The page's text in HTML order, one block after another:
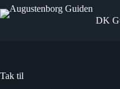
Fortsæt
til
DK
Tak til